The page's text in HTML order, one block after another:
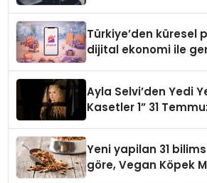
Türkiye’den küresel
dijital ekonomi ile
Ayla Selvi’den Yedi
Kasetler 1” 31
Yeni yapilan 31
göre, Vegan Köpek